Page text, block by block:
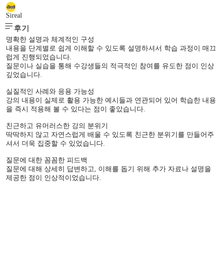
Sireal
후기
명확한 설명과 체계적인 구성
내용을 단계별로 쉽게 이해할 수 있도록 설명하셔서 학습 과정이 매끄
럽게 진행되었습니다.
질문이나 실습을 통해 수강생들의 적극적인 참여를 유도한 점이 인상
깊었습니다.
실질적인 사례와 응용 가능성
강의 내용이 실제로 활용 가능한 예시들과 연관되어 있어 학습한 내용
을 즉시 적용해 볼 수 있다는 점이 좋았습니다.
친근하고 유머러스한 강의 분위기
딱딱하지 않고 자연스럽게 배울 수 있도록 친근한 분위기를 만들어주
셔서 더욱 집중할 수 있었습니다.
질문에 대한 꼼꼼한 피드백
질문에 대해 상세히 답변하고, 이해를 돕기 위해 추가 자료나 설명을
제공한 점이 인상적이었습니다.